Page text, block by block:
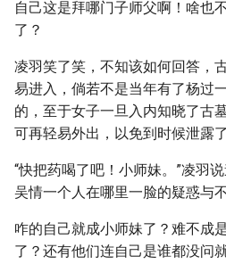
自己这是拜哪门子师父啊！啥也
了？
凌羽笑了笑，不知该如何回答，
易进入，倘若不是当年有了杨过
的，至于女子一旦入内知晓了古
可再轻易外出，以免到时候泄露
“快把药喝了吧！小师妹。”凌羽
吴情一个人在哪里一脸的疑惑与不
咋的自己就成小师妹了？难不成
了？还有他们连自己是谁都没问